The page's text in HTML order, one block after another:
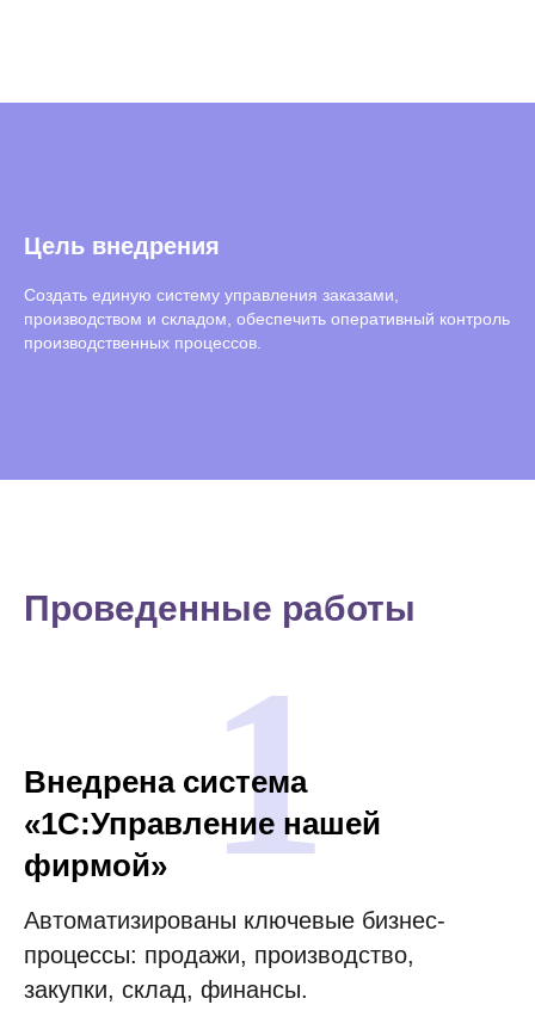
Цель внедрения
Создать единую систему управления заказами,
производством и складом, обеспечить оперативный контроль
производственных процессов.
Проведенные работы
Внедрена система
«1С:Управление нашей
фирмой»
Автоматизированы ключевые бизнес-
процессы: продажи, производство,
закупки, склад, финансы.
1